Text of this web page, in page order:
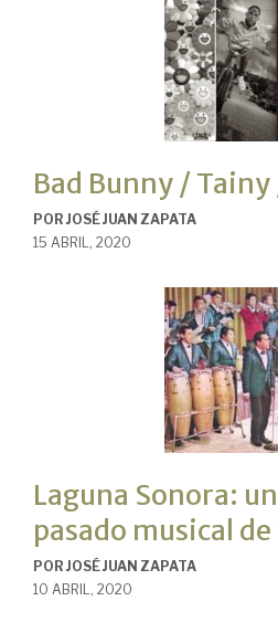
Bad Bunny / Tainy
POR JOSÉ JUAN ZAPATA
15 ABRIL, 2020
Laguna Sonora:
pasado musical
POR JOSÉ JUAN ZAPATA
10 ABRIL, 2020